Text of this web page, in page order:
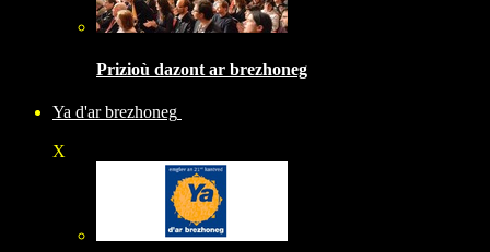
Prizioù dazont ar brezhoneg
Ya d'ar brezhoneg
X